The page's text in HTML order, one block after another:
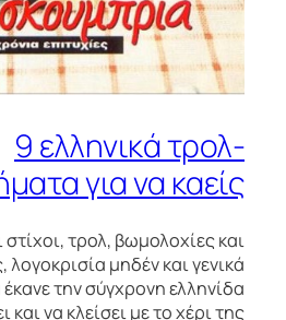
9 ελληνικά τρολ-
για να καείς
στίχοι, τρολ, βωμολοχίες και
λογοκρισία μηδέν και γενικά
την σύγχρονη ελληνίδα
και να κλείσει με το χέρι της